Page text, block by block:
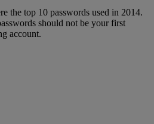
the top 10 passwords used in 2014.
should not be your first
account.